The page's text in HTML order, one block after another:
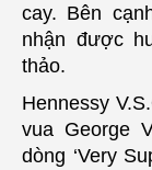
cay. Bên
nhận được
thảo.
Hennessy
vua George
dòng ‘Very